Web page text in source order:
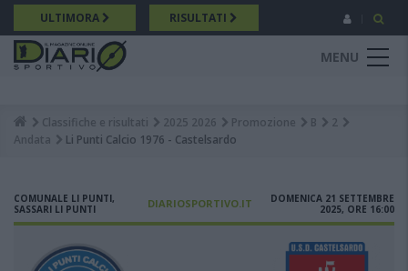
Salta
al
contenuto
principale
ULTIMORA RISULTATI
MENU
Breadcrumb
Classifiche e risultati 2025 2026 Promozione B
2
Andata
Li Punti Calcio 1976 - Castelsardo
COMUNALE LI PUNTI,
SASSARI LI PUNTI
DIARIOSPORTIVO.IT
DOMENICA 21 SETTEMBRE
2025, ORE 16:00